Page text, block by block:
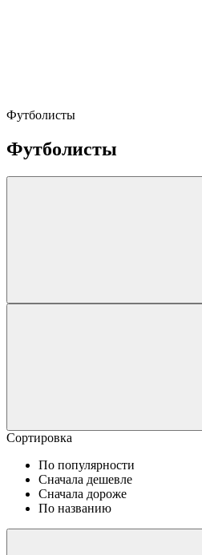
Футболисты
Футболисты
Сортировка
По популярности
Сначала дешевле
Сначала дороже
По названию